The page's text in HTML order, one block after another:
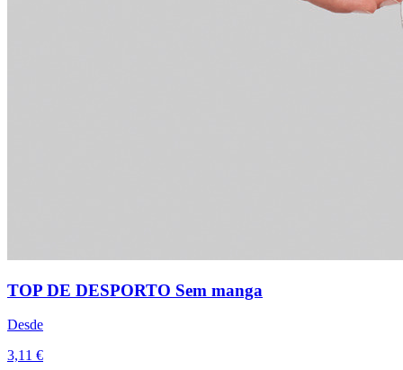
TOP DE DESPORTO Sem manga
Desde
3,11 €